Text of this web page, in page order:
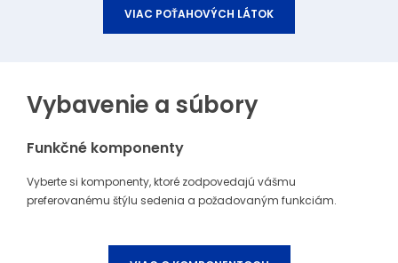
VIAC POŤAHOVÝCH LÁTOK
Vybavenie a súbory
Funkčné komponenty
Vyberte si komponenty, ktoré zodpovedajú vášmu
preferovanému štýlu sedenia a požadovaným funkciám.